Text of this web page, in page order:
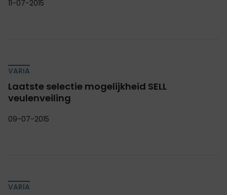
11-07-2015
VARIA
Laatste selectie mogelijkheid SELL
veulenveiling
09-07-2015
VARIA